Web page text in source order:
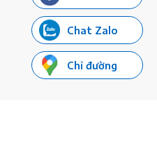
Chat Zalo
Chỉ đường